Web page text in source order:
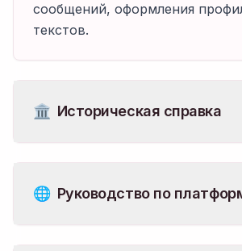
сообщений, оформления
текстов.
🏛️ Историческая справка
🌐 Руководство по